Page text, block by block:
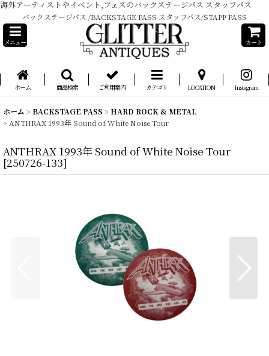
海外アーティストやイベント,フェスのバックステージパス スタッフパス
バックステージパス /BACKSTAGE PASS スタッフパス/STAFF PASS
メニュー カート
ホーム 商品検索 ご利用案内 カテゴリ LOCATION Instagram
ホーム > BACKSTAGE PASS > HARD ROCK & METAL
> ANTHRAX 1993年 Sound of White Noise Tour
ANTHRAX 1993年 Sound of White Noise Tour
[250726-133]